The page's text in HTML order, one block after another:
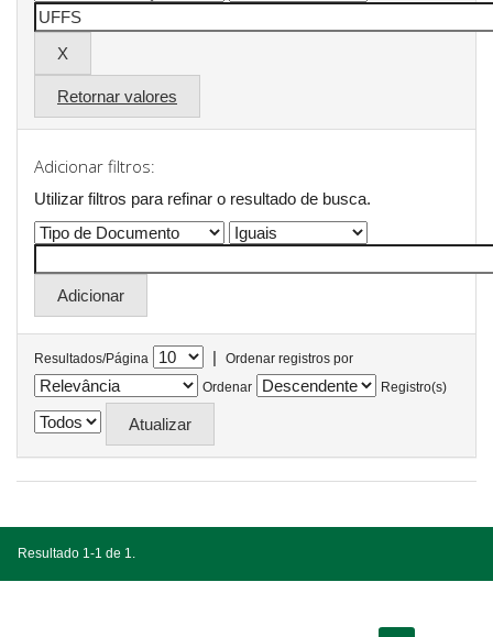
Retornar valores
Adicionar filtros:
Utilizar filtros para refinar o resultado de busca.
Resultados/Página |
Ordenar registros por
Ordenar
Registro(s)
Resultado 1-1 de 1.